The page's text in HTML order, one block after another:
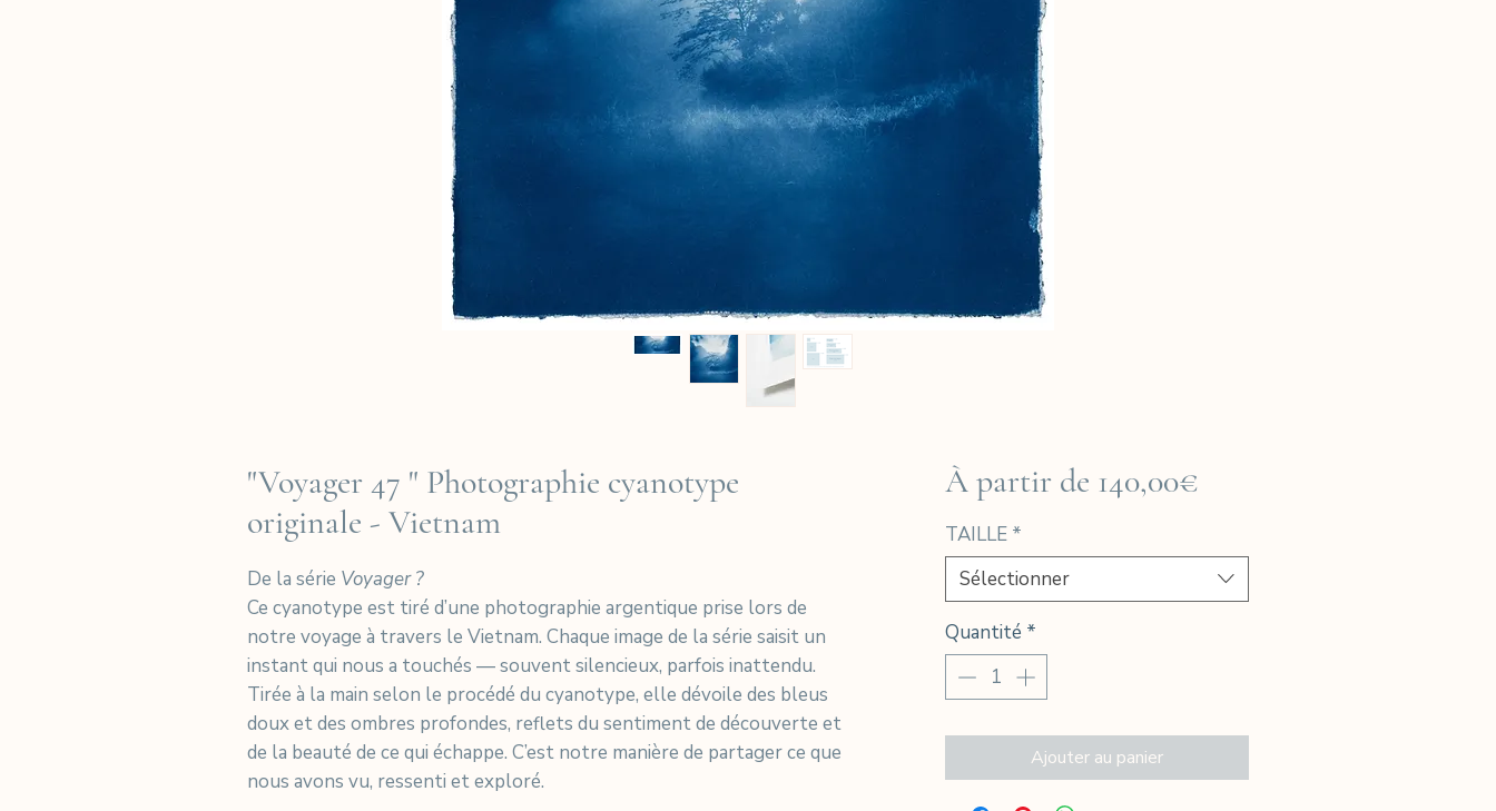
"Voyager 47 " Photographie cyanotype
originale - Vietnam
De la série Voyager ?
Ce cyanotype est tiré d’une photographie argentique prise lors de
notre voyage à travers le Vietnam. Chaque image de la série saisit un
instant qui nous a touchés — souvent silencieux, parfois inattendu.
Tirée à la main selon le procédé du cyanotype, elle dévoile des bleus
doux et des ombres profondes, reflets du sentiment de découverte et
de la beauté de ce qui échappe. C’est notre manière de partager ce que
nous avons vu, ressenti et exploré.
À partir de 140,00€Prix
TAILLE *
Sélectionner
Quantité *
Ajouter au panier